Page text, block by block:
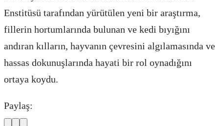
Enstitüsü tarafından yürütülen yeni bir araştırma,
fillerin hortumlarında bulunan ve kedi bıyığını
andıran kılların, hayvanın çevresini algılamasında ve
hassas dokunuşlarında hayati bir rol oynadığını
ortaya koydu.
Paylaş: